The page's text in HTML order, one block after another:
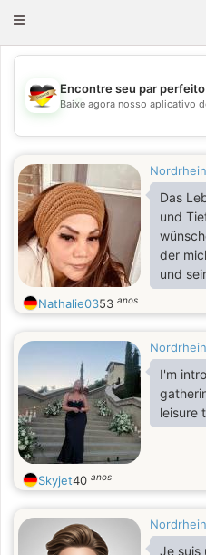
Toggle
💖
💕
Encontre seu par perfeito
Baixe agora nosso aplicativo
Das
und
der
und
und
spiele
also:
Nathalie0353 anos
I'm
leisure
Skyjet40 anos
Je suis